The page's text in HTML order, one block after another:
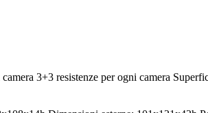
3+3 resistenze per ogni camera